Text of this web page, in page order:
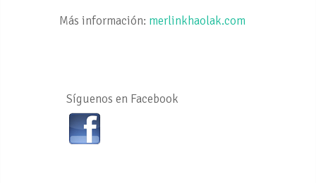
Más información: merlinkhaolak.com
Síguenos en Facebook